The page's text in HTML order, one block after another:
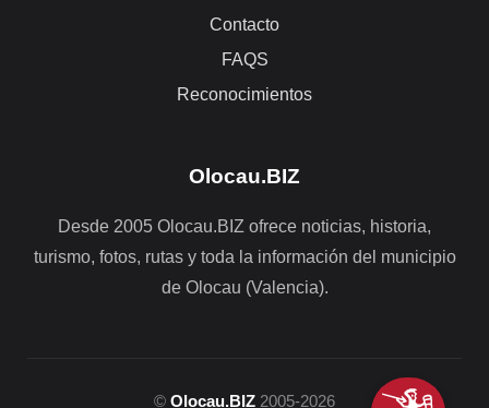
Contacto
FAQS
Reconocimientos
Olocau.BIZ
Desde 2005 Olocau.BIZ ofrece noticias, historia,
turismo, fotos, rutas y toda la información del municipio
de Olocau (Valencia).
© Olocau.BIZ 2005-2026